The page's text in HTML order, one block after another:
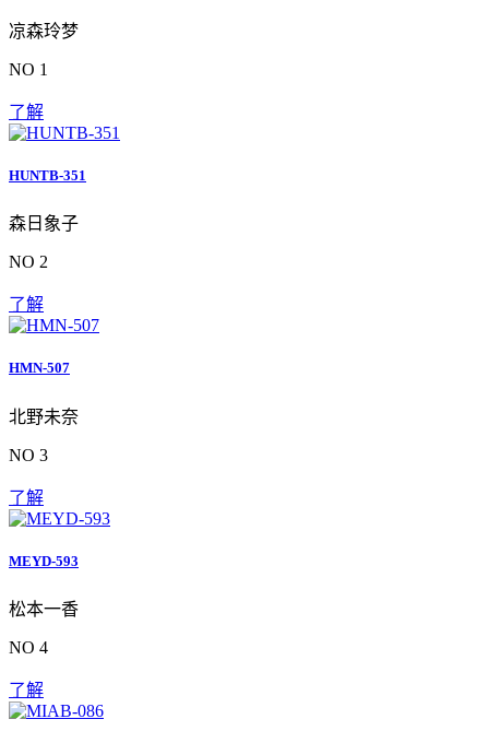
凉森玲梦
NO 1
了解
HUNTB-351
森日象子
NO 2
了解
HMN-507
北野未奈
NO 3
了解
MEYD-593
松本一香
NO 4
了解